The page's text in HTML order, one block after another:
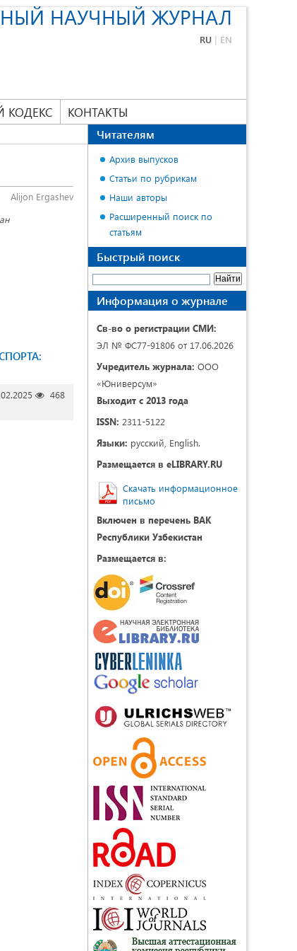
НАУЧНЫЙ ЖУРНАЛ
RU | EN
КОДЕКС КОНТАКТЫ
Alijon Ergashev
468
Читателям
Архив выпусков
Статьи по рубрикам
Наши авторы
Расширенный поиск по
статьям
Быстрый поиск
Информация о журнале
Св-во о регистрации СМИ:
ЭЛ № ФС77-91806 от 17.06.2026
Учредитель журнала: ООО
«Юниверсум»
Выходит с 2013 года
ISSN: 2311-5122
Языки: русский, English.
Размещается в eLIBRARY.RU
Скачать информационное
письмо
Включен в перечень ВАК
Республики Узбекистан
Размещается в: